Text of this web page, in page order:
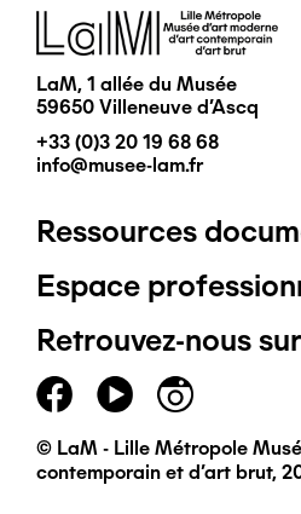
Image
LaM, 1 allée du Musée
59650 Villeneuve d'Ascq
+33 (0)3 20 19 68 68
info@musee-lam.fr
Pied
de
page
principal
Ressources
Espace
Retrouvez-nous
© LaM - Lille Métropole
contemporain et d'art brut,